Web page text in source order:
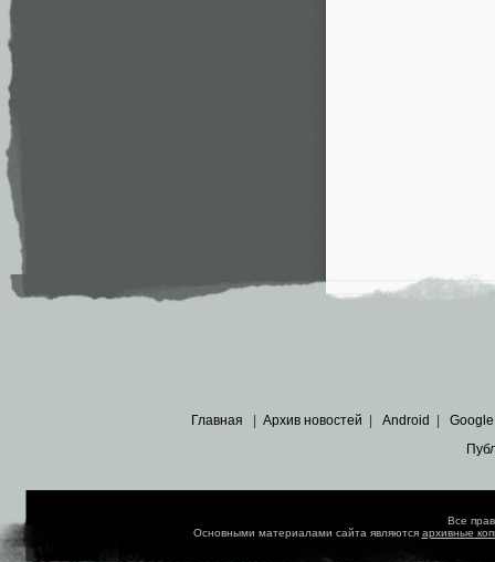
Главная Архив новостей Android Google
Все
Основными материалами сайта являются архивные